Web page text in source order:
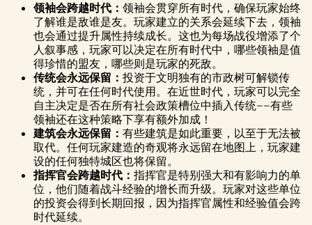
领袖会跨越时代： 领袖会贯穿所有时代，确保玩家始终
了解谁是敌谁是友。玩家建立的关系会延续下去，领袖
也会通过提升属性持续成长。这也为每场战役增添了个
人叙事感，玩家可以决定在所有时代中，哪些领袖是值
得珍惜的盟友，哪些则是玩家的死敌。
传统会永远保留： 投资于文明独有的市政树可解锁传
统，并可在任何时代使用。在近世时代，玩家可以完全
自主决定是否在所有社会政策槽位中插入传统——有些
领袖还在这种策略下享有额外加成！
建筑会永远保留： 有些建筑是如此重要，以至于无法被
取代。任何玩家建造的奇观将永远留在地图上，玩家建
设的任何独特城区也将保留。
指挥官会跨越时代： 指挥官是特别强大和有影响力的单
位，他们随着战斗经验的增长而升级。玩家对这些单位
的投资会得到长期回报，因为指挥官属性和经验值会跨
时代延续。